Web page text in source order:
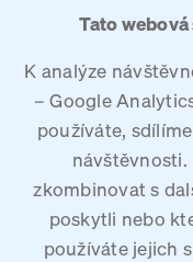
Tato
K analýze
– Google
používáte,
zkombinovat s
poskytli nebo
používáte jejich